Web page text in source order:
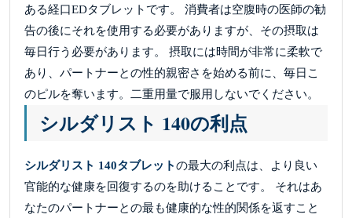
ある経口EDタブレットです。 消費者は空腹時の医師の勧
告の後にそれを使用する必要がありますが、その摂取は
毎日行う必要があります。 摂取には時間が非常に柔軟で
あり、パートナーとの性的親密さを始める前に、毎日こ
のピルを奪います。二重用量で服用しないでください。
シルダリスト 140の利点
シルダリスト 140タブレットの最大の利点は、より良い
官能的な健康を回復するのを助けることです。 それはあ
なたのパートナーとの最も健康的な性的関係を返すこと